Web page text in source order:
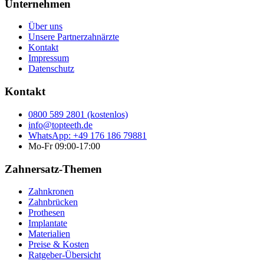
Unternehmen
Über uns
Unsere Partnerzahnärzte
Kontakt
Impressum
Datenschutz
Kontakt
0800 589 2801 (kostenlos)
info@topteeth.de
WhatsApp: +49 176 186 79881
Mo-Fr 09:00-17:00
Zahnersatz-Themen
Zahnkronen
Zahnbrücken
Prothesen
Implantate
Materialien
Preise & Kosten
Ratgeber-Übersicht